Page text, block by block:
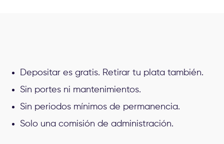
Depositar es gratis. Retirar tu plata también.
Sin portes ni mantenimientos.
Sin periodos mínimos de permanencia.
Solo una comisión de administración.